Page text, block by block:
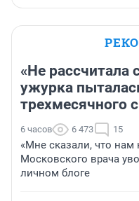
«Не рассчитала
ужурка
трехмесячного
6 часов 6 473 15
«Мне сказали, что нам
Московского врача
личном блоге